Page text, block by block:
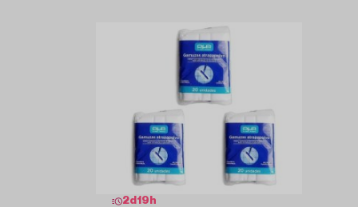
2d 19 h